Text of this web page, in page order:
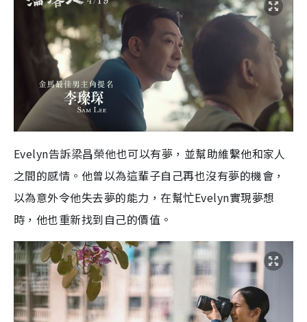
Evelyn告訴梁昌榮他也可以有夢，並幫助維繫他和家人
之間的感情。他曾以為這輩子自己再也沒有夢的機會，
以為意外令他失去夢的能力，在幫忙Evelyn實現夢想
時，他也重新找到自己的價值。